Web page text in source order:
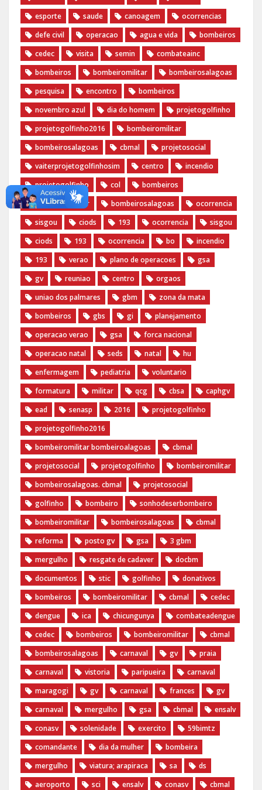
esporte
saude canoagem
ocorrencias
defe civil
operacao agua e vida
bombeiros
cedec
visita semin
combateainc
bombeiros
bombeiromilitar
bombeirosalagoas
pesquisa
encontro
bombeiros
novembro azul
dia do homem
‪projetogolfinho‬
‎projetogolfinho2016
‎bombeiromilitar‬
‎bombeirosalagoas‬
‎cbmal‬
‎projetosocial‬‪
vaiterprojetogolfinhosim‬
centro
incendio
projetogolfinho
col
bombeiros
bombeiromilitar
bombeirosalagoas
ocorrencia
sisgou
ciods 193 ocorrencia
sisgou
ciods
193 ocorrencia bo
incendio
193
verao plano de operacoes
gsa
gv
reuniao centro
orgaos
uniao dos palmares
gbm
zona da mata
bombeiros
gbs gi
planejamento
operacao verao
gsa
forca nacional
operacao natal
seds natal
hu
enfermagem
pediatria
voluntario
formatura
militar qcg cbsa
caphgv
ead
senasp 2016
projetogolfinho
projetogolfinho2016
bombeiromilitar bombeiroalagoas
cbmal
projetosocial
projetogolfinho
bombeiromilitar
bombeirosalagoas. cbmal
projetosocial
golfinho
bombeiro
sonhodeserbombeiro
bombeiromilitar
bombeirosalagoas
cbmal
reforma
posto gv gsa
3 gbm
mergulho
resgate de cadaver
docbm
documentos
stic golfinho
donativos
bombeiros
bombeiromilitar cbmal
cedec
dengue
ica chicungunya
combateadengue
cedec
bombeiros bombeiromilitar
cbmal
bombeirosalagoas
carnaval gv
praia
carnaval
vistoria paripueira
carnaval
maragogi
gv carnaval frances
gv
carnaval
mergulho gsa cbmal
ensalv
conasv
solenidade exercito
59bimtz
comandante
dia da mulher
bombeira
mergulho
viatura; arapiraca sa
ds
aeroporto
sci ensalv conasv
cbmal